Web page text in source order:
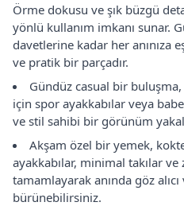
Örme dokusu ve şık büzgü
yönlü kullanım imkanı sunar.
davetlerine kadar her anınıza
ve pratik bir parçadır.
Gündüz casual bir
için spor ayakkabılar veya
ve stil sahibi bir görünüm
Akşam özel bir yemek,
ayakkabılar, minimal takılar
tamamlayarak anında göz
bürünebilirsiniz.